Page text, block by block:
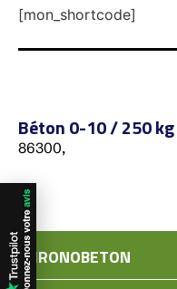
[mon_shortcode]
Béton 0-10 / 250 kg
86300,
CHRONOBETON